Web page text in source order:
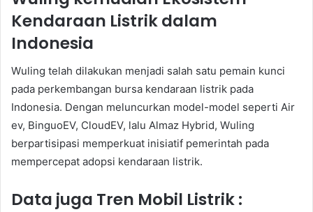
Kendaraan Listrik dalam
Indonesia
Wuling telah dilakukan menjadi salah satu pemain kunci
pada perkembangan bursa kendaraan listrik pada
Indonesia. Dengan meluncurkan model-model seperti Air
ev, BinguoEV, CloudEV, lalu Almaz Hybrid, Wuling
berpartisipasi memperkuat inisiatif pemerintah pada
mempercepat adopsi kendaraan listrik.
Data juga Tren Mobil Listrik :